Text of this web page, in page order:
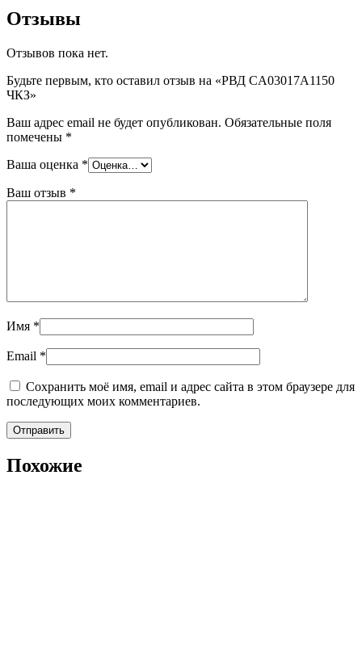
Отзывы
Отзывов пока нет.
Будьте первым, кто оставил отзыв на «РВД CA03017A1150
ЧКЗ»
Ваш адрес email не будет опубликован. Обязательные поля
помечены *
Ваша оценка *
Ваш отзыв *
Имя *
Email *
Сохранить моё имя, email и адрес сайта в этом браузере для
последующих моих комментариев.
Похожие